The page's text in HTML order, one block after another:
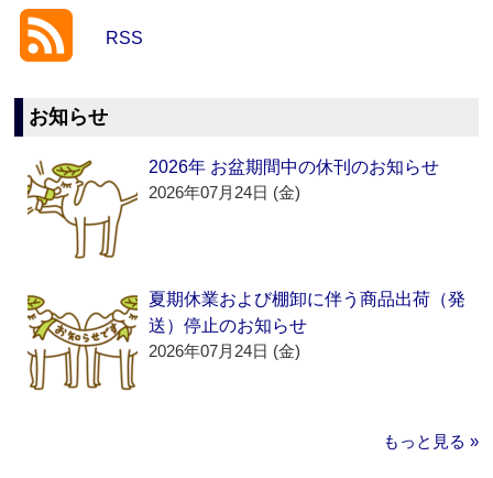
RSS
お知らせ
2026年 お盆期間中の休刊のお知らせ
2026年07月24日 (金)
夏期休業および棚卸に伴う商品出荷（発
送）停止のお知らせ
2026年07月24日 (金)
もっと見る »